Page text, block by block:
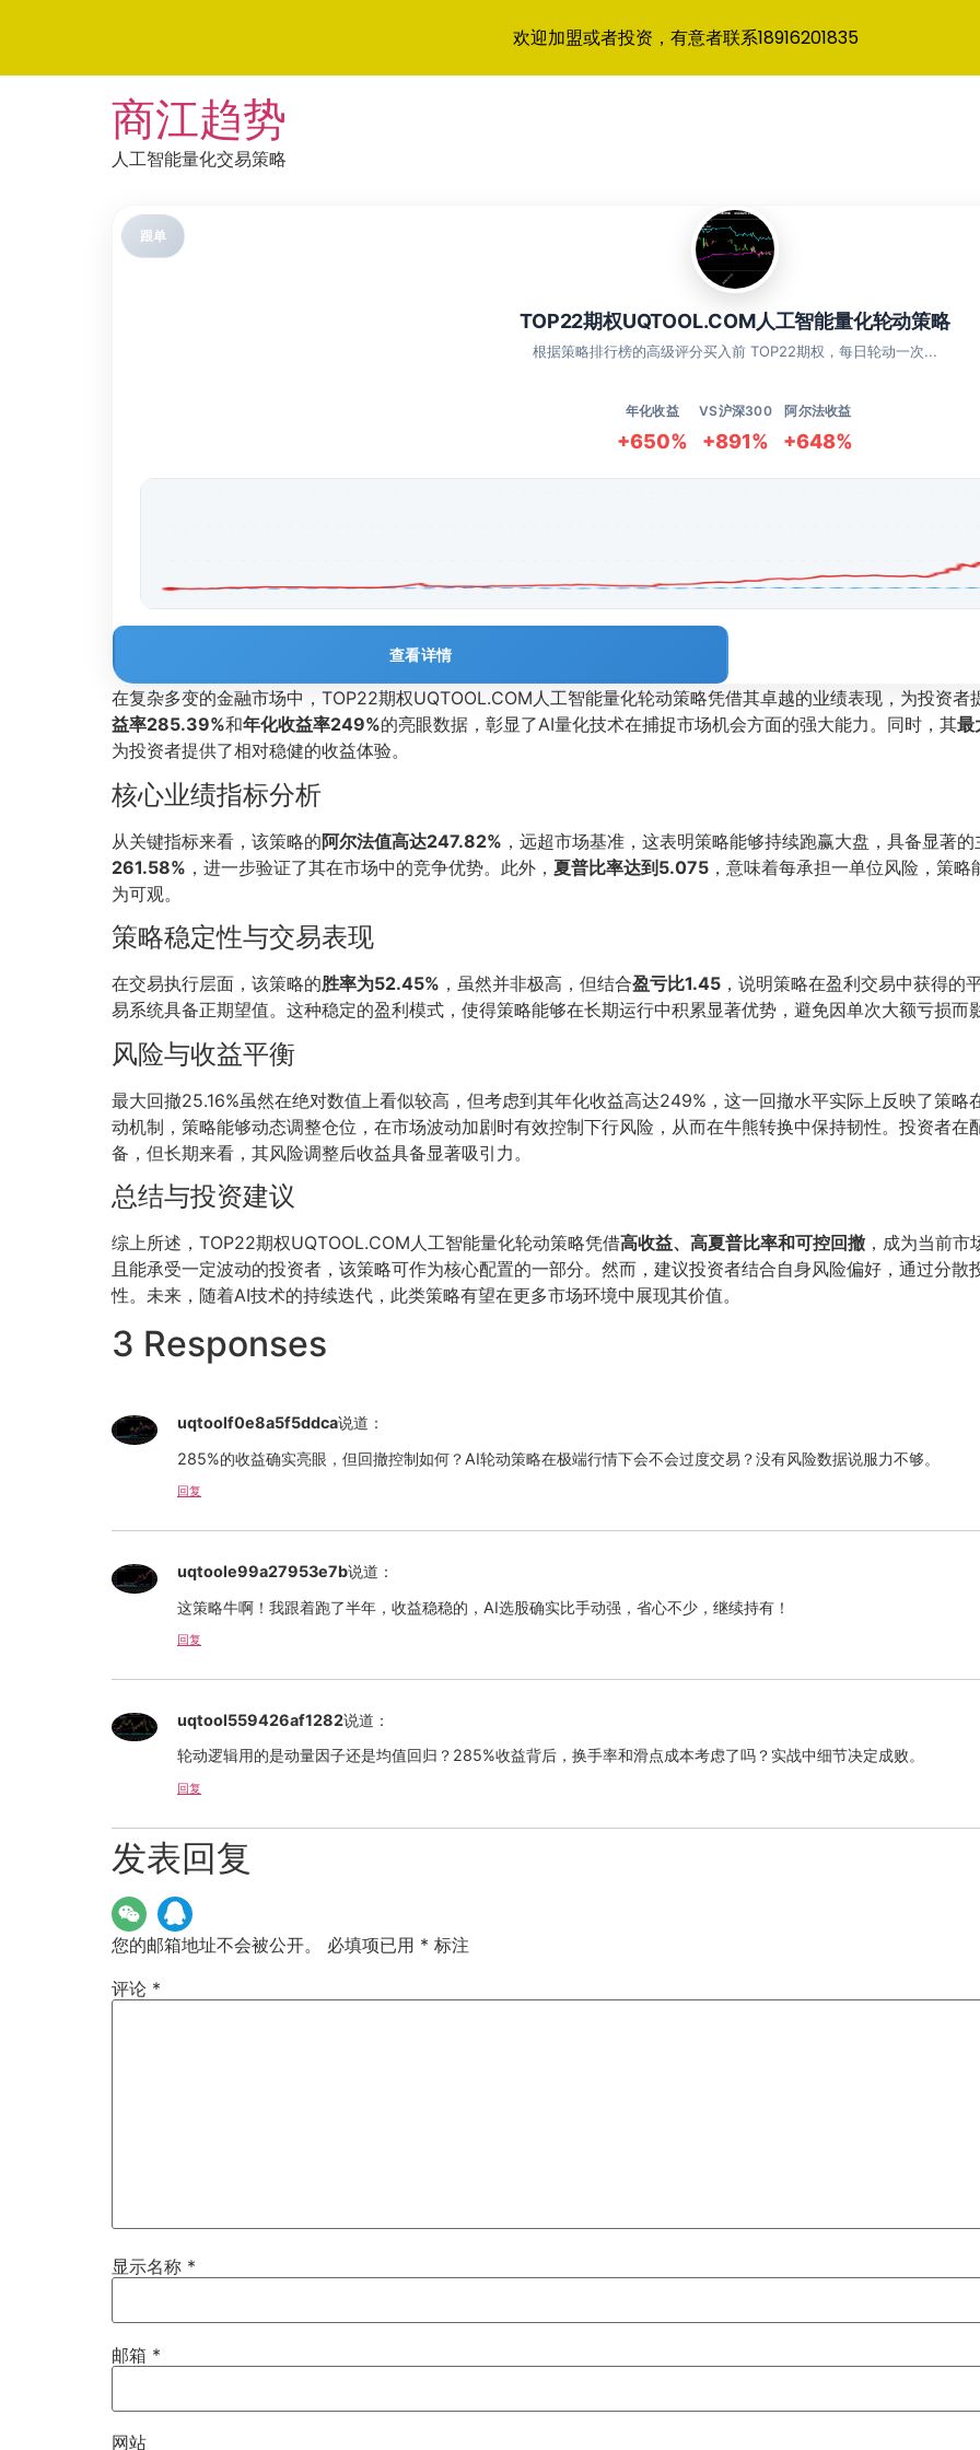
商江趋势
人工智能量化交易策略
跟单
TOP22期权UQTOOL.COM人工智能量化轮动策略
根据策略排行榜的高级评分买入前 TOP22期权，每日轮动一次...
年化收益
+650%
VS沪深300
+891%
阿尔法收益
+648%
查看详情
在复杂多变的金融市场中，TOP22期权UQTOOL.COM人工智能量化轮动策略凭借其卓越的业绩表现，为投资
益率285.39%和年化收益率249%的亮眼数据，彰显了AI量化技术在捕捉市场机会方面的强大能力。同时，其最
为投资者提供了相对稳健的收益体验。
核心业绩指标分析
从关键指标来看，该策略的阿尔法值高达247.82% ，远超市场基准，这表明策略能够持续跑赢大盘，具备显著
261.58% ，进一步验证了其在市场中的竞争优势。此外， 夏普比率达到5.075 ，意味着每承担一单位风险，策
为可观。
策略稳定性与交易表现
在交易执行层面，该策略的胜率为52.45% ，虽然并非极高，但结合盈亏比1.45 ，说明策略在盈利交易中获得的
易系统具备正期望值。这种稳定的盈利模式，使得策略能够在长期运行中积累显著优势，避免因单次大额亏损而
风险与收益平衡
最大回撤25.16%虽然在绝对数值上看似较高，但考虑到其年化收益高达249%，这一回撤水平实际上反映了策略
动机制，策略能够动态调整仓位，在市场波动加剧时有效控制下行风险，从而在牛熊转换中保持韧性。投资者在
备，但长期来看，其风险调整后收益具备显著吸引力。
总结与投资建议
综上所述，TOP22期权UQTOOL.COM人工智能量化轮动策略凭借高收益、高夏普比率和可控回撤 ，成为当前
且能承受一定波动的投资者，该策略可作为核心配置的一部分。然而，建议投资者结合自身风险偏好，通过分
性。未来，随着AI技术的持续迭代，此类策略有望在更多市场环境中展现其价值。
3 Responses
uqtoolf0e8a5f5ddca说道：
285%的收益确实亮眼，但回撤控制如何？AI轮动策略在极端行情下会不会过度交易？没有风险数据说服力不够。
回复
uqtoole99a27953e7b说道：
这策略牛啊！我跟着跑了半年，收益稳稳的，AI选股确实比手动强，省心不少，继续持有！
回复
uqtool559426af1282说道：
轮动逻辑用的是动量因子还是均值回归？285%收益背后，换手率和滑点成本考虑了吗？实战中细节决定成败。
回复
发表回复
您的邮箱地址不会被公开。 必填项已用 * 标注
评论 *
显示名称 *
邮箱 *
网站
欢迎加盟或者投资，有意者联系18916201835